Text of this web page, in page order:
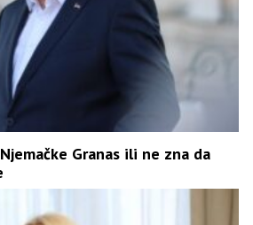
Granas ili ne zna da